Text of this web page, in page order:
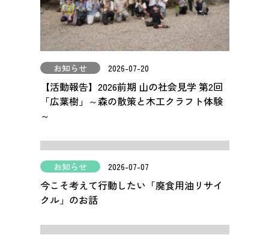
【活動報告】2026前期 山の社会見学 第2回
「広葉樹」～森の散策と木工クラフト体験
～
お知らせ 2026-07-20
今こそ考えて行動したい「廃食用油リサイ
クル」のお話
お知らせ 2026-07-07